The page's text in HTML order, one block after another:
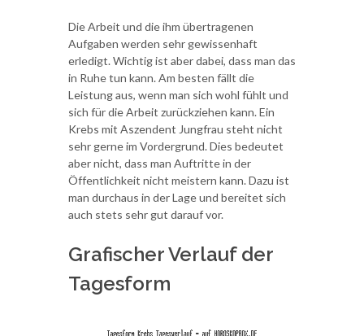
Die Arbeit und die ihm übertragenen
Aufgaben werden sehr gewissenhaft
erledigt. Wichtig ist aber dabei, dass man das
in Ruhe tun kann. Am besten fällt die
Leistung aus, wenn man sich wohl fühlt und
sich für die Arbeit zurückziehen kann. Ein
Krebs mit Aszendent Jungfrau steht nicht
sehr gerne im Vordergrund. Dies bedeutet
aber nicht, dass man Auftritte in der
Öffentlichkeit nicht meistern kann. Dazu ist
man durchaus in der Lage und bereitet sich
auch stets sehr gut darauf vor.
Grafischer Verlauf der
Tagesform